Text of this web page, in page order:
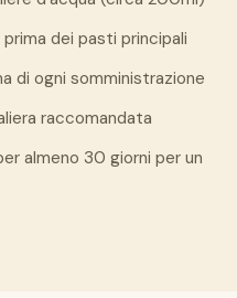
dei pasti principali
di ogni somministrazione
raccomandata
almeno 30 giorni per un